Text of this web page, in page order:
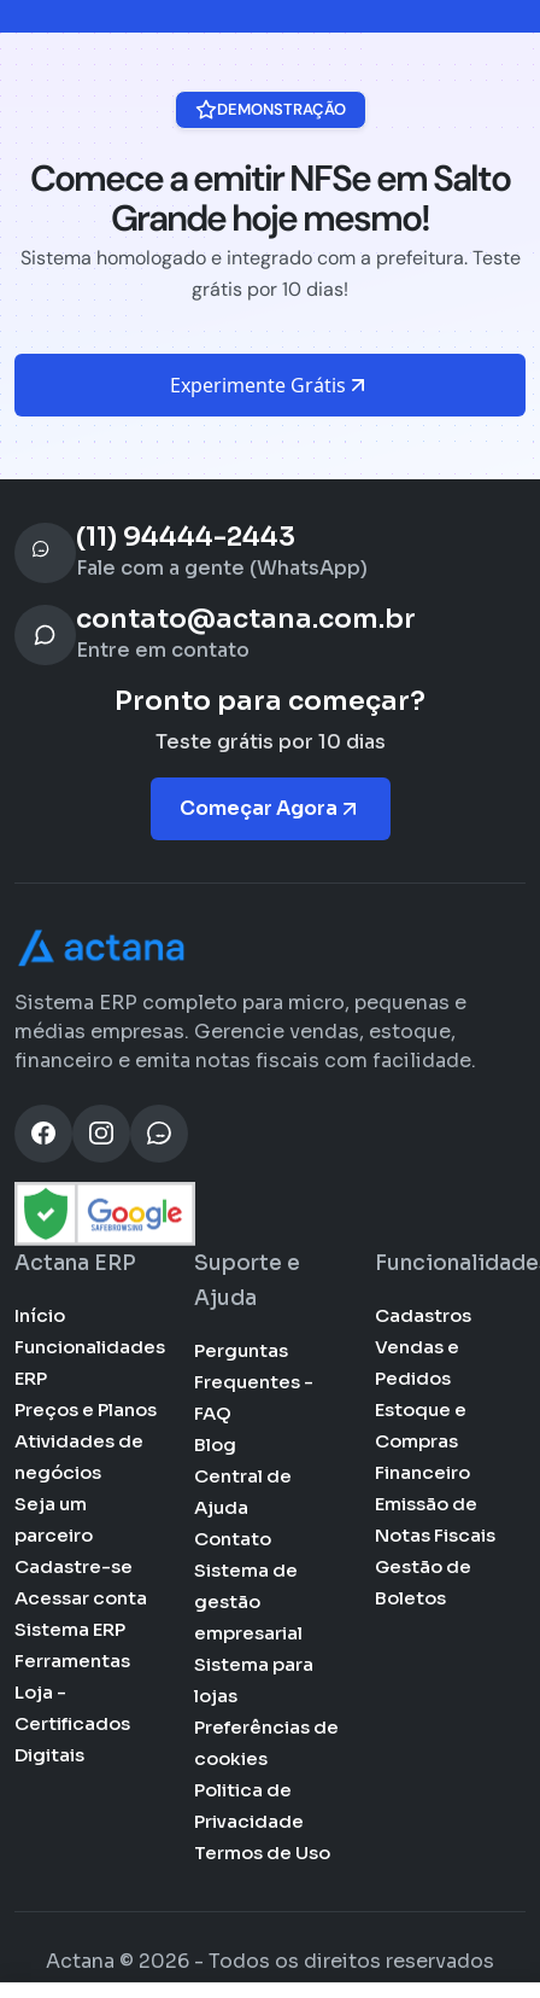
DEMONSTRAÇÃO
Comece a emitir NFSe em Salto
Grande hoje mesmo!
Sistema homologado e integrado com a prefeitura. Teste
grátis por 10 dias!
Experimente Grátis
(11) 94444-2443
Fale com a gente (WhatsApp)
contato@actana.com.br
Entre em contato
Pronto para começar?
Teste grátis por 10 dias
Começar Agora
Sistema ERP completo para micro, pequenas e
médias empresas. Gerencie vendas, estoque,
financeiro e emita notas fiscais com facilidade.
Actana ERP
Início
Funcionalidades
ERP
Preços e Planos
Atividades de
negócios
Seja um
parceiro
Cadastre-se
Acessar conta
Sistema ERP
Ferramentas
Loja -
Certificados
Digitais
Suporte e
Ajuda
Perguntas
Frequentes -
FAQ
Blog
Central de
Ajuda
Contato
Sistema de
gestão
empresarial
Sistema para
lojas
Preferências de
cookies
Politica de
Privacidade
Termos de Uso
Cadastros
Vendas e
Pedidos
Estoque e
Compras
Financeiro
Emissão de
Notas Fiscais
Gestão de
Boletos
Actana © 2026 - Todos os direitos reservados